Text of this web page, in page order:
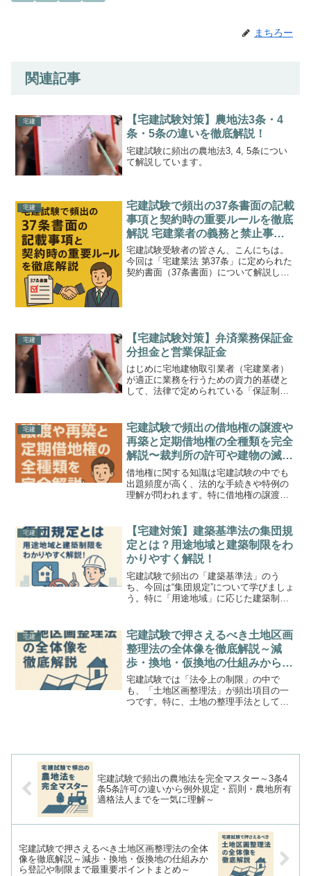
まちろー
関連記事
宅建
【宅建試験対策】農地法3条・4
条・5条の違いを徹底解説！
宅建試験に頻出の農地法3, 4, 5条につい
て解説しています。
宅建
宅建試験で頻出の37条書面の記載
事項と契約時の重要ルールを徹底
解説 宅建業者の義務と禁止事項
まで例題つきで理解するまとめ記
事
宅建試験受験者の皆さん、こんにちは。
今回は「宅建業法 第37条」に定められた
契約書面（37条書面）について解説しま
宅建
【宅建試験対策】弁済業務保証金
分担金と営業保証金
はじめに宅地建物取引業者（宅建業者）
が適正に業務を行うための資力的基礎と
して、法律で定められている「保証制
「弁済業務保証金分担金」と「営業保証
金」の違いについて詳しく解説...
宅建
宅建試験で頻出の借地権の譲渡や
再築と定期借地権の全種類を完全
解説〜裁判所の許可や建物の滅
失、定期借地権の種類と要件まで
例題付きで徹底マスター〜
借地権に関する知識は宅建試験の中でも
出題頻度が高く、法的な手続きや特例の
理解が問われます。特に借地権の譲渡や
応などは正確な知識が必要です。この記
事では、実務と試験に役立...
宅建
【宅建対策】建築基準法の集団規
定とは？用途地域と建築制限をわ
かりやすく解説！
宅建試験で頻出の「建築基準法」のう
ち、今回は“集団規定”について学びましょ
う。特に「用途地域」に応じた建築制限
す。この記事では、試験に出るポイント
をおさえつつ、例題も交え...
宅建
宅建試験で押さえるべき土地区画
整理法の全体像を徹底解説～減
歩・換地・仮換地の仕組みから登
記や制限まで最重要ポイントまと
め～
宅建試験では「法令上の制限」の中で
も、「土地区画整理法」が頻出項目の一
つです。特に、土地の整理手法として登
宅建試験で頻出の農地法を完全マスター～3条4
条5条許可の違いから例外規定・罰則・農地所有
適格法人までを一気に理解～
宅建試験で押さえるべき土地区画整理法の全体
像を徹底解説～減歩・換地・仮換地の仕組みか
ら登記や制限まで最重要ポイントまとめ～